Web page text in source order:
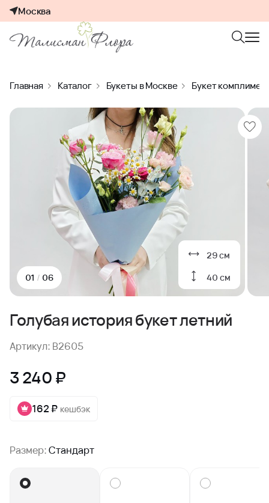
Москва
Главная Каталог Букеты в Москве Букет
29 см
40 см
01 / 06
Голубая история букет летний
Артикул: B2605
3 240 ₽
162 ₽ кешбэк
Размер:Стандарт